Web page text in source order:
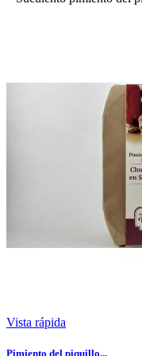
Vista rápida
Pimiento del piquillo...